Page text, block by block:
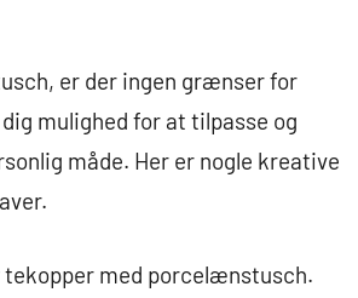
er der ingen grænser for
mulighed for at tilpasse og
måde. Her er nogle kreative
med porcelænstusch.